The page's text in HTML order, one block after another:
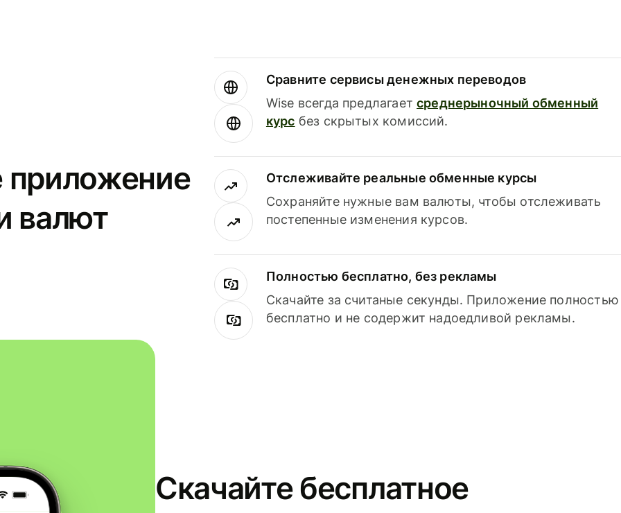
приложение
валют
Сравните сервисы денежных переводов
Wise всегда предлагаетсреднерыночный обменный
курс без скрытых комиссий.
Отслеживайте реальные обменные курсы
Сохраняйте нужные вам валюты, чтобы отслеживать
постепенные изменения курсов.
Полностью бесплатно, без рекламы
Скачайте за считаные секунды. Приложение полностью
бесплатно и не содержит надоедливой рекламы.
Скачайте бесплатное